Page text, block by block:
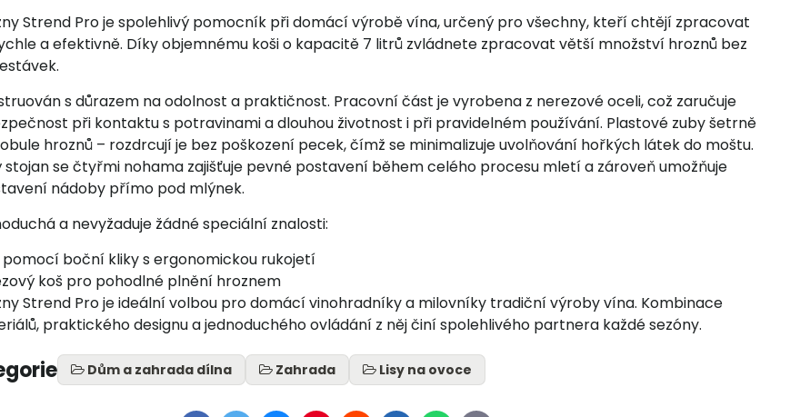
Strend Pro je spolehlivý pomocník při domácí výrobě vína, určený pro všechny, kteří chtějí zpracovat
a efektivně. Díky objemnému koši o kapacitě 7 litrů zvládnete zpracovat větší množství hroznů bez
s důrazem na odolnost a praktičnost. Pracovní část je vyrobena z nerezové oceli, což zaručuje
při kontaktu s potravinami a dlouhou životnost i při pravidelném používání. Plastové zuby šetrně
hroznů – rozdrcují je bez poškození pecek, čímž se minimalizuje uvolňování hořkých látek do moštu.
stojan se čtyřmi nohama zajišťuje pevné postavení během celého procesu mletí a zároveň umožňuje
nádoby přímo pod mlýnek.
a nevyžaduje žádné speciální znalosti:
pomocí boční kliky s ergonomickou rukojetí
koš pro pohodlné plnění hroznem
Strend Pro je ideální volbou pro domácí vinohradníky a milovníky tradiční výroby vína. Kombinace
praktického designu a jednoduchého ovládání z něj činí spolehlivého partnera každé sezóny.
Dům a zahrada dílna Zahrada Lisy na ovoce